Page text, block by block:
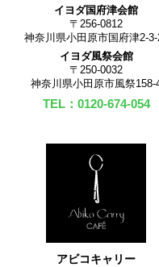
イヨダ国府津会館
〒256-0812
神奈川県小田原市国府津2-3-
イヨダ風祭会館
〒250-0032
神奈川県小田原市風祭158-
TEL：0120-674-054
アビコキャリー